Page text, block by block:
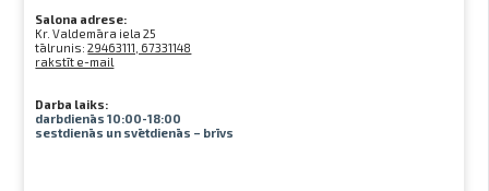
Salona adrese:
Kr. Valdemāra iela 25
tālrunis:29463111, 67331148
rakstīt e-mail
Darba laiks:
darbdienās 10:00-18:00
sestdienās un svētdienās – brīvs